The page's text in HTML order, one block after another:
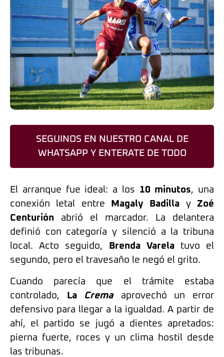
SEGUINOS EN NUESTRO CANAL DE
WHATSAPP Y ENTERATE DE TODO
El arranque fue ideal: a los 10 minutos, una
conexión letal entre
Magaly Badilla yZoé
Centurión abrió el marcador. La delantera
definió con categoría y silenció a la tribuna
local. Acto seguido,
Brenda Varelatuvo el
segundo, pero el travesaño le negó el grito.
Cuando parecía que el trámite estaba
controlado,
La Crema aprovechó un error
defensivo para llegar a la igualdad. A partir de
ahí, el partido se jugó a dientes apretados:
pierna fuerte, roces y un clima hostil desde
las tribunas.